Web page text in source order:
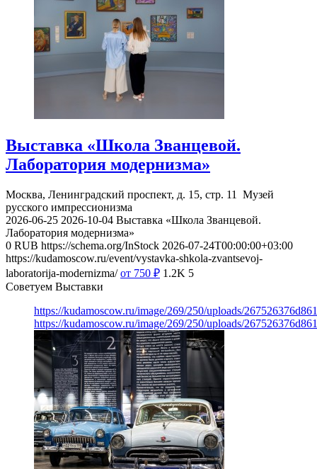
Выставка «Школа Званцевой.
Лаборатория модернизма»
Москва, Ленинградский проспект, д. 15, стр. 11
Музей
русского импрессионизма
2026-06-25 2026-10-04 Выставка «Школа Званцевой.
Лаборатория модернизма»
0 RUB https://schema.org/InStock 2026-07-24T00:00:00+03:00
https://kudamoscow.ru/event/vystavka-shkola-zvantsevoj-
laboratorija-modernizma/ от 750 ₽ 1.2K 5
Советуем Выставки
https://kudamoscow.ru/image/269/250/uploads/
https://kudamoscow.ru/image/269/250/uploads/